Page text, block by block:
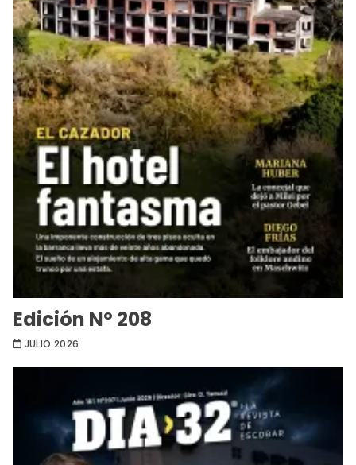
Edición Nº 208
JULIO 2026